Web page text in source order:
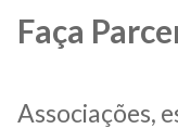
Faça
Associações,